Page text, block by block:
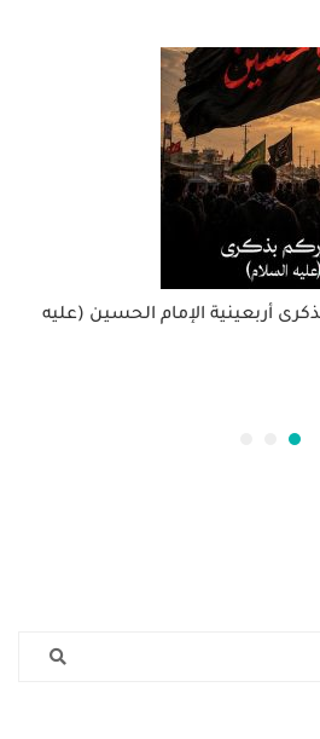
أربعينية الإمام الحسين (عليه